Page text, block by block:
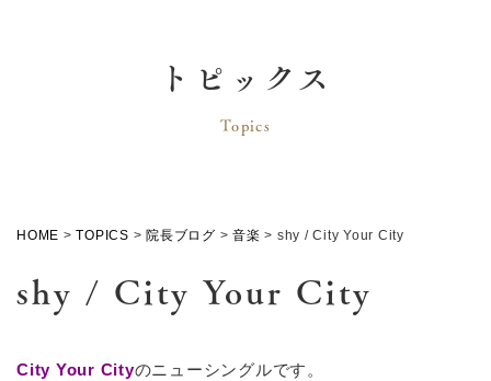
トピックス
Topics
HOME >TOPICS > 院長ブログ > 音楽 > shy / City Your City
shy / City Your City
City Your Cityのニューシングルです。